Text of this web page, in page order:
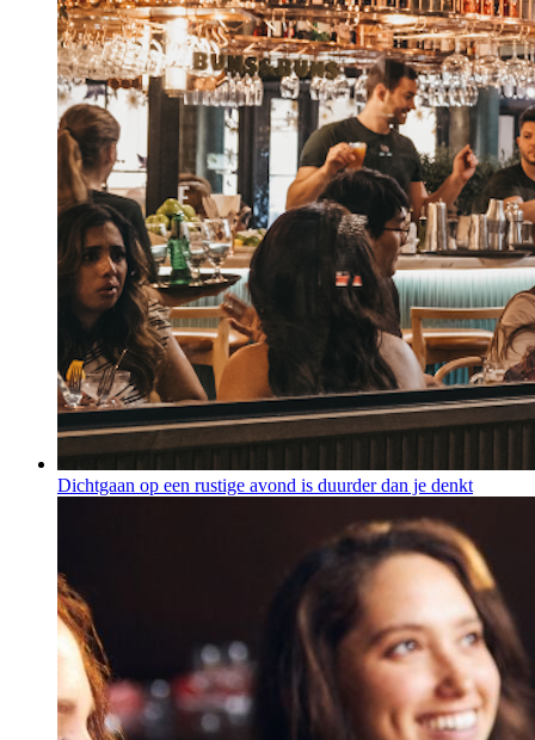
Dichtgaan op een rustige avond is duurder dan je denkt